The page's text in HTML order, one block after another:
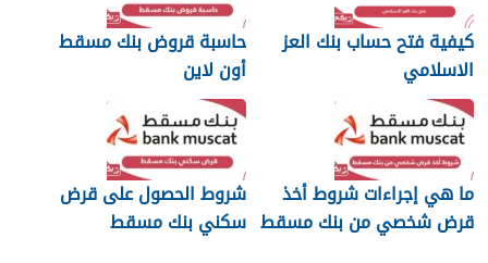
كيفية فتح حساب بنك العز
الاسلامي
حاسبة قروض بنك مسقط
أون لاين
ما هي إجراءات شروط أخذ
قرض شخصي من بنك مسقط
شروط الحصول على قرض
سكني بنك مسقط